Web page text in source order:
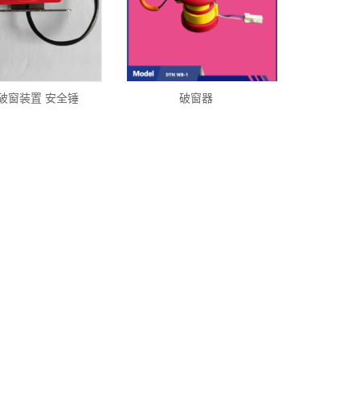
窗装置 安全锤 破窗器